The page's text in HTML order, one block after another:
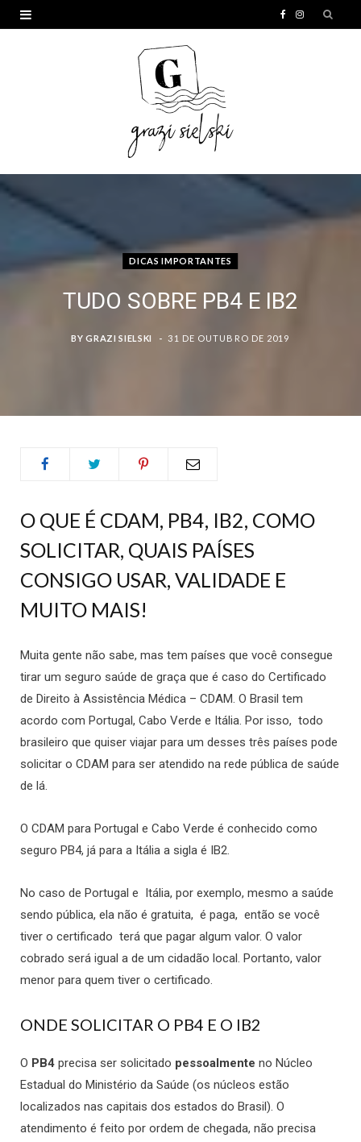
I
a
DICAS IMPORTANTES
TUDO SOBRE PB4 E IB2
BYGRAZI SIELSKI 31 DE OUTUBRO DE 2019
O QUE É CDAM, PB4, IB2, COMO
SOLICITAR, QUAIS PAÍSES
CONSIGO USAR, VALIDADE E
MUITO MAIS!
Muita gente não sabe, mas tem países que você consegue
tirar um seguro saúde de graça que é caso do Certificado
de Direito à Assistência Médica – CDAM. O Brasil tem
acordo com Portugal, Cabo Verde e Itália. Por isso, todo
brasileiro que quiser viajar para um desses três países pode
solicitar o CDAM para ser atendido na rede pública de saúde
de lá.
O CDAM para Portugal e Cabo Verde é conhecido como
seguro PB4, já para a Itália a sigla é IB2.
No caso de Portugal e Itália, por exemplo, mesmo a saúde
sendo pública, ela não é gratuita, é paga, então se você
tiver o certificado terá que pagar algum valor. O valor
cobrado será igual a de um cidadão local. Portanto, valor
menor para quem tiver o certificado.
ONDE SOLICITAR O PB4 E O IB2
O PB4 precisa ser solicitado pessoalmente no Núcleo
Estadual do Ministério da Saúde (os núcleos estão
localizados nas capitais dos estados do Brasil). O
atendimento é feito por ordem de chegada, não precisa